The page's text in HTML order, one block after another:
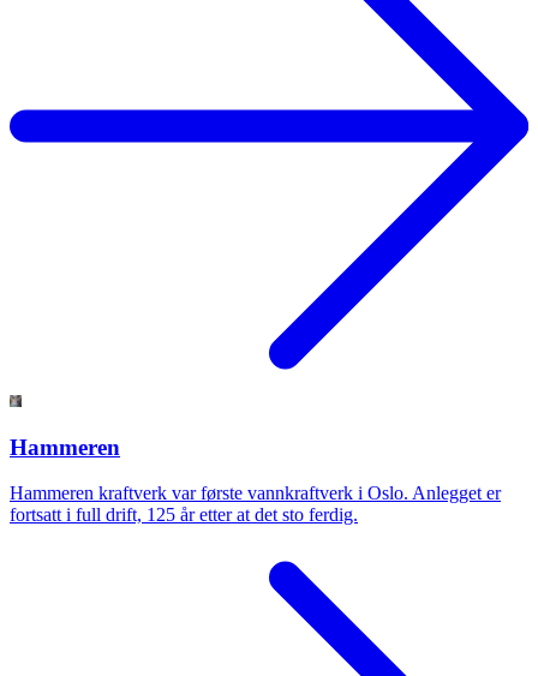
Hammeren
Hammeren kraftverk var første vannkraftverk i Oslo. Anlegget er
fortsatt i full drift, 125 år etter at det sto ferdig.